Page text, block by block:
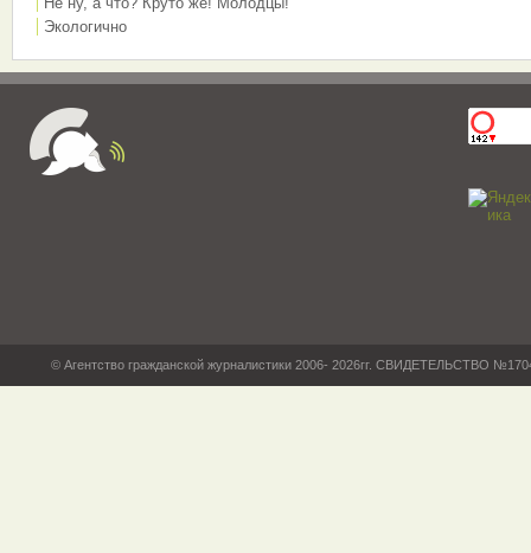
Экологично
© Агентство гражданской журналистики 2006- 2026гг. СВИДЕТЕЛЬСТВО